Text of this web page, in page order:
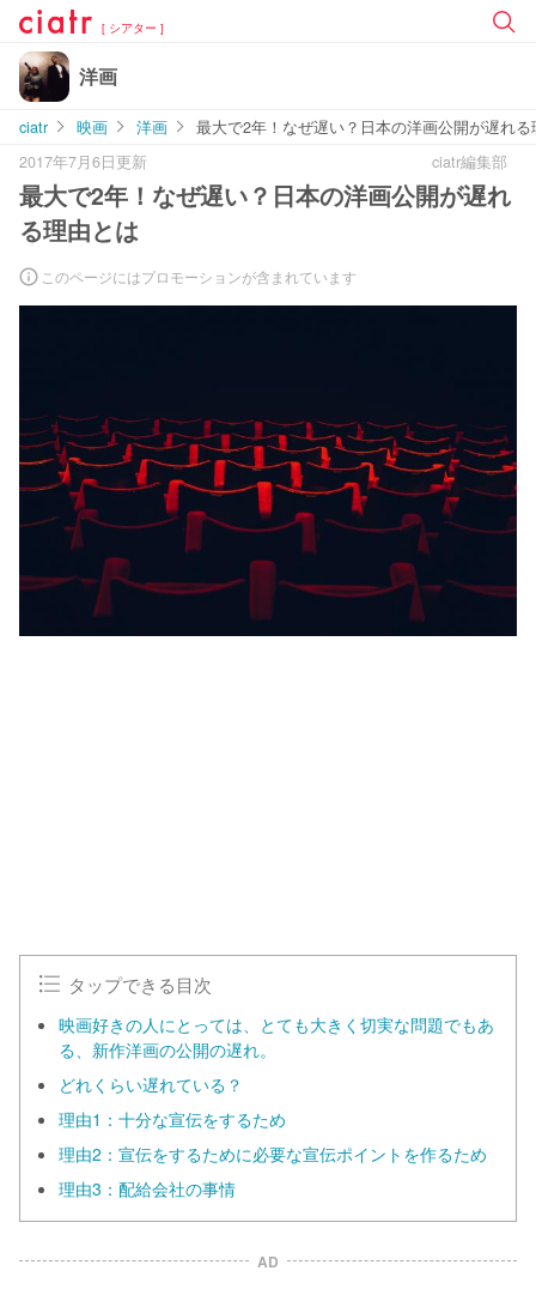
[ シアター ]
洋画
ciatr 映画 洋画
最大で2年！なぜ遅い？日本の洋画公開が遅れる
2017年7月6日更新
ciatr編集部
最大で2年！なぜ遅い？日本の洋画公開が遅れ
る理由とは
このページにはプロモーションが含まれています
タップできる目次
映画好きの人にとっては、とても大きく切実な問題でもあ
る、新作洋画の公開の遅れ。
どれくらい遅れている？
理由1：十分な宣伝をするため
理由2：宣伝をするために必要な宣伝ポイントを作るため
理由3：配給会社の事情
AD